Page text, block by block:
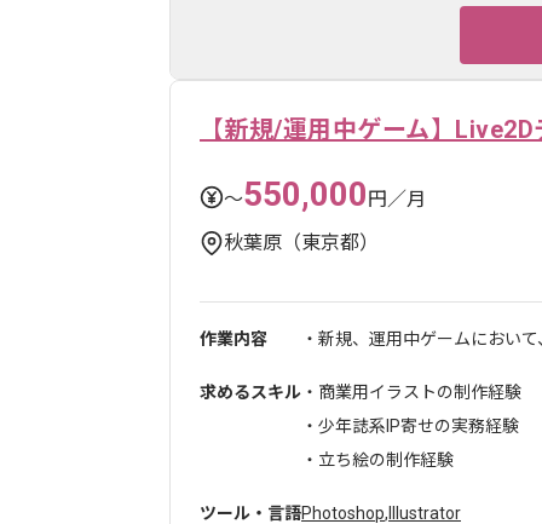
【新規/運用中ゲーム】
〜550,000円／月
秋葉原（東京都）
作業内容 ・新規、運用中ゲームにおい
求めるスキル ・商業用イラストの制作経験
・少年誌系IP寄せの実務経験
・立ち絵の制作経験
ツール・言語Photoshop, Illustrator